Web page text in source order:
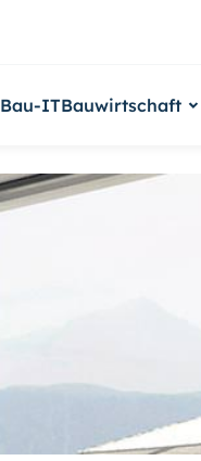
Bau-ITBauwirtschaft